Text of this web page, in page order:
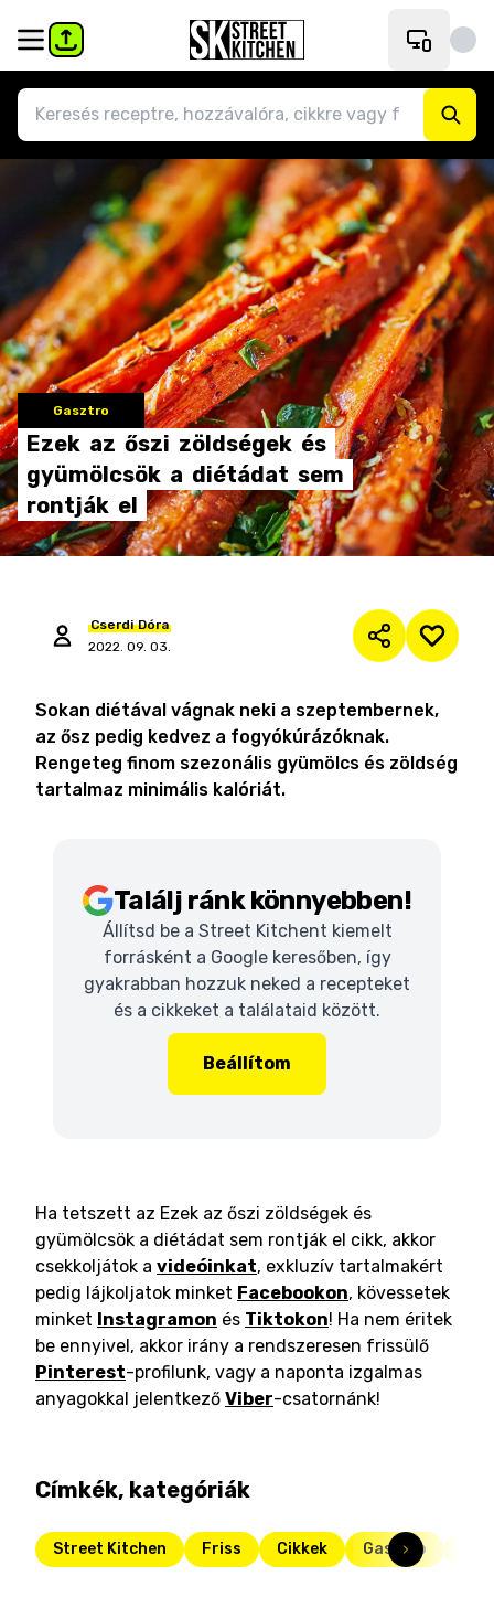
Gasztro
Ezek az őszi zöldségek és
gyümölcsök a diétádat sem
rontják el
Cserdi Dóra
2022. 09. 03.
Sokan diétával vágnak neki a szeptembernek,
az ősz pedig kedvez a fogyókúrázóknak.
Rengeteg finom szezonális gyümölcs és zöldség
tartalmaz minimális kalóriát.
Találj ránk könnyebben!
Állítsd be a Street Kitchent kiemelt
forrásként a Google keresőben, így
gyakrabban hozzuk neked a recepteket
és a cikkeket a találataid között.
Beállítom
Ha tetszett az Ezek az őszi zöldségek és
gyümölcsök a diétádat sem rontják el cikk, akkor
csekkoljátok a videóinkat, exkluzív tartalmakért
pedig lájkoljatok minket Facebookon, kövessetek
minket Instagramon és Tiktokon! Ha nem éritek
be ennyivel, akkor irány a rendszeresen frissülő
Pinterest-profilunk, vagy a naponta izgalmas
anyagokkal jelentkező Viber-csatornánk!
Címkék, kategóriák
Street Kitchen Friss Cikkek Gasztro